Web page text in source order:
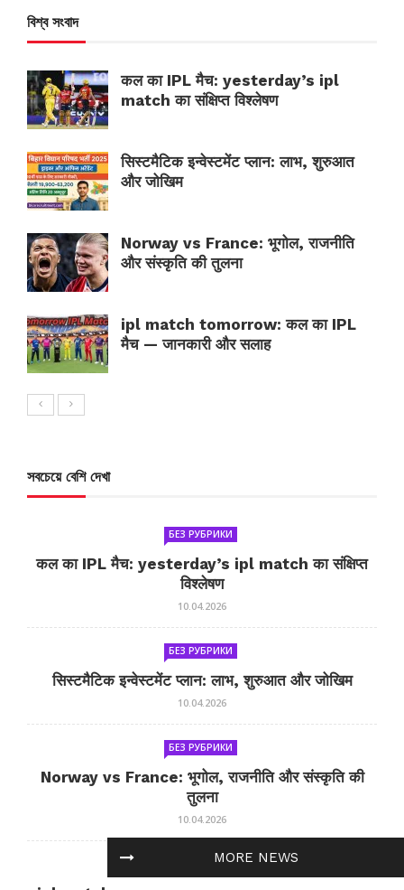
MORE NEWS
বিশ্ব সংবাদ
कल का IPL मैच: yesterday’s ipl
match का संक्षिप्त विश्लेषण
सिस्टमैटिक इन्वेस्टमेंट प्लान: लाभ, शुरुआत
और जोखिम
Norway vs France: भूगोल, राजनीति
और संस्कृति की तुलना
ipl match tomorrow: कल का IPL
मैच — जानकारी और सलाह
সবচেয়ে বেশি দেখা
БЕЗ РУБРИКИ
कल का IPL मैच: yesterday’s ipl match का संक्षिप्त
विश्लेषण
10.04.2026
БЕЗ РУБРИКИ
सिस्टमैटिक इन्वेस्टमेंट प्लान: लाभ, शुरुआत और जोखिम
10.04.2026
БЕЗ РУБРИКИ
Norway vs France: भूगोल, राजनीति और संस्कृति की
तुलना
10.04.2026
БЕЗ РУБРИКИ